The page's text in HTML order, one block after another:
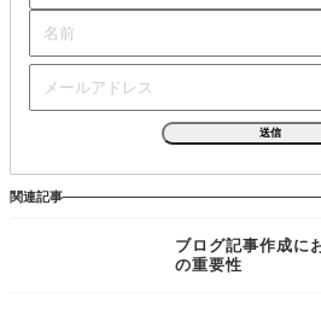
関連記事
ブログ記事作成に
の重要性